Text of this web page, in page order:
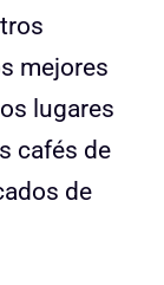
mejores
lugares
cafés de
de